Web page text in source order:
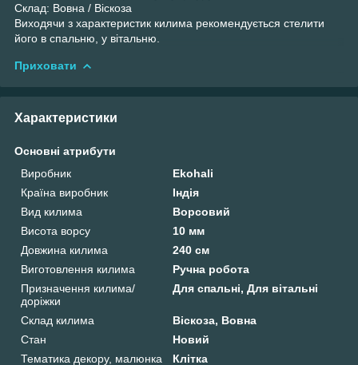
Склад: Вовна / Віскоза
Виходячи з характеристик килима рекомендується стелити
його в спальню, у вітальню.
Приховати
Характеристики
Основні атрибути
Виробник
Ekohali
Країна виробник
Індія
Вид килима
Ворсовий
Висота ворсу
10 мм
Довжина килима
240 см
Виготовлення килима
Ручна робота
Призначення килима/
доріжки
Для спальні, Для вітальні
Склад килима
Віскоза, Вовна
Стан
Новий
Тематика декору, малюнка
Клітка